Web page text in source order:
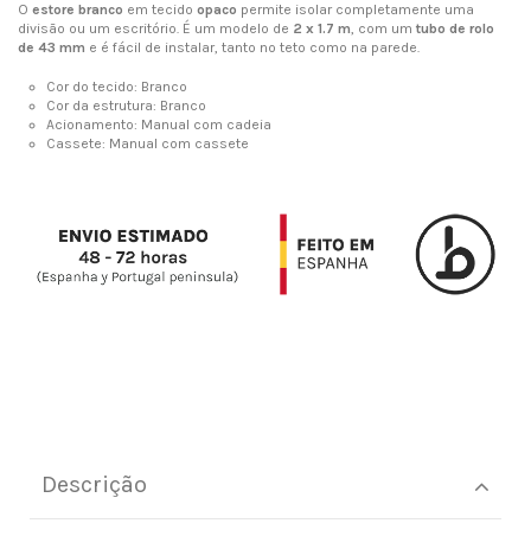
O estore branco em tecido opaco permite isolar completamente uma
divisão ou um escritório. É um modelo de 2 x 1.7 m, com um tubo de rolo
de 43 mm e é fácil de instalar, tanto no teto como na parede.
Cor do tecido: Branco
Cor da estrutura: Branco
Acionamento: Manual com cadeia
Cassete: Manual com cassete
Descrição